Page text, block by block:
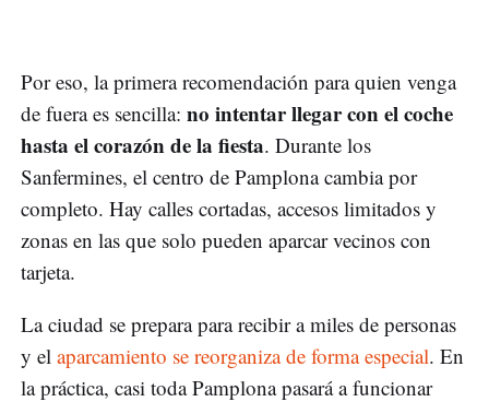
Por eso, la primera recomendación para quien venga
de fuera es sencilla: no intentar llegar con el coche
hasta el corazón de la fiesta. Durante los
Sanfermines, el centro de Pamplona cambia por
completo. Hay calles cortadas, accesos limitados y
zonas en las que solo pueden aparcar vecinos con
tarjeta.
La ciudad se prepara para recibir a miles de personas
y el aparcamiento se reorganiza de forma especial. En
la práctica, casi toda Pamplona pasará a funcionar